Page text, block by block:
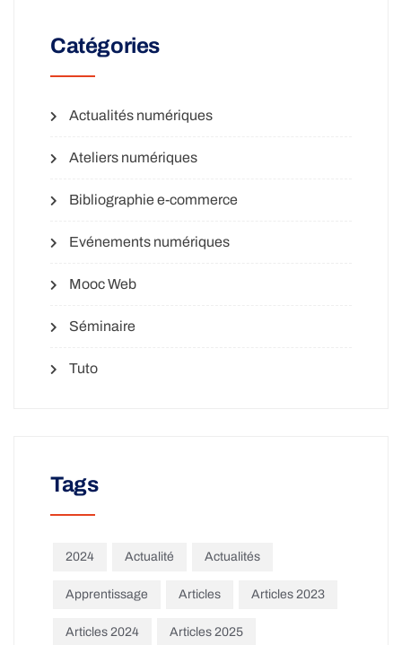
Catégories
Actualités numériques
Ateliers numériques
Bibliographie e-commerce
Evénements numériques
Mooc Web
Séminaire
Tuto
Tags
2024 Actualité Actualités
Apprentissage Articles Articles 2023
Articles 2024 Articles 2025